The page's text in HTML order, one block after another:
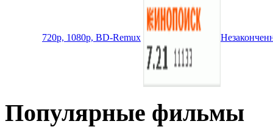
720p, 1080p, BD-Remux
Популярные фильмы